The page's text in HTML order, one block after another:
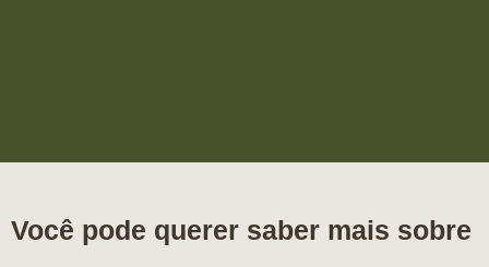
Você pode querer saber mais sobre